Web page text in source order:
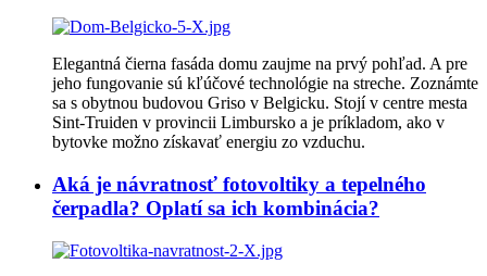
Elegantná čierna fasáda domu zaujme na prvý pohľad. A pre
jeho fungovanie sú kľúčové technológie na streche. Zoznámte
sa s obytnou budovou Griso v Belgicku. Stojí v centre mesta
Sint-Truiden v provincii Limbursko a je príkladom, ako v
bytovke možno získavať energiu zo vzduchu.
Aká je návratnosť fotovoltiky a tepelného
čerpadla? Oplatí sa ich kombinácia?